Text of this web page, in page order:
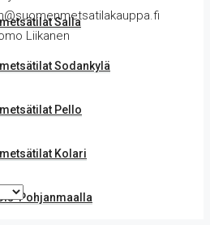
Salla
Sodankylä
metsätilat Pello
Kolari
Pohjanmaalla